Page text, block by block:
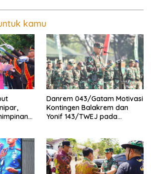
kamu
Danrem 043/Gatam Motivasi
Kontingen Balakrem dan
Yonif 143/TWEJ pada